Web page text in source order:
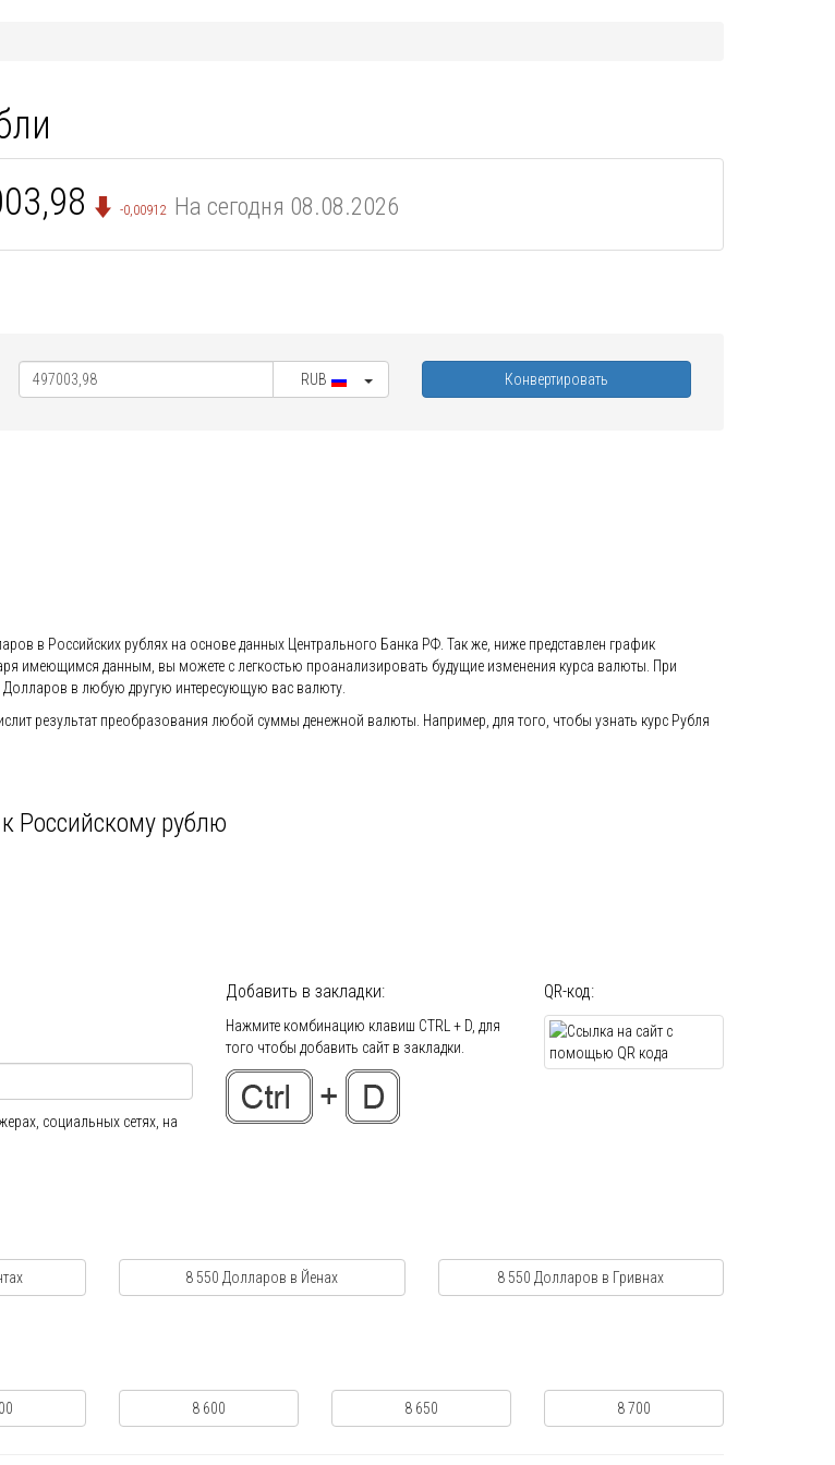
-0,00912 На сегодня 08.08.2026
RUB Конвертировать
в Российских рублях на основе данных Центрального Банка РФ. Так же, ниже представлен график
имеющимся данным, вы можете с легкостью проанализировать будущие изменения курса валюты. При
в любую другую интересующую вас валюту.
результат преобразования любой суммы денежной валюты. Например, для того, чтобы узнать курс Рубля
Российскому рублю
социальных сетях, на
Добавить в закладки:
Нажмите комбинацию клавиш CTRL + D, для
того чтобы добавить сайт в закладки.
QR-код:
8 550 Долларов в Йенах 8 550 Долларов в Гривнах
8 600 8 650 8 700